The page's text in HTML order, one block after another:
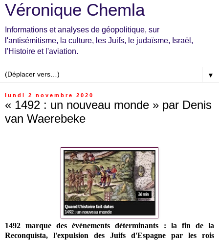
Véronique Chemla
Informations et analyses de géopolitique, sur
l'antisémitisme, la culture, les Juifs, le judaïsme, Israël,
l'Histoire et l'aviation.
▼
lundi 2 novembre 2020
« 1492 : un nouveau monde » par Denis
van Waerebeke
1492 marque des événements déterminants : la fin de la
Reconquista, l'expulsion des Juifs d'Espagne par les rois